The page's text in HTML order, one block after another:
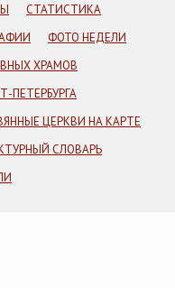
СТАТИСТИКА
ФОТО НЕДЕЛИ
ХРАМОВ
ПЕТЕРБУРГА
ЦЕРКВИ НА КАРТЕ
СЛОВАРЬ